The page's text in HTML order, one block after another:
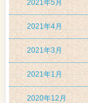
2021年5月
2021年4月
2021年3月
2021年1月
2020年12月